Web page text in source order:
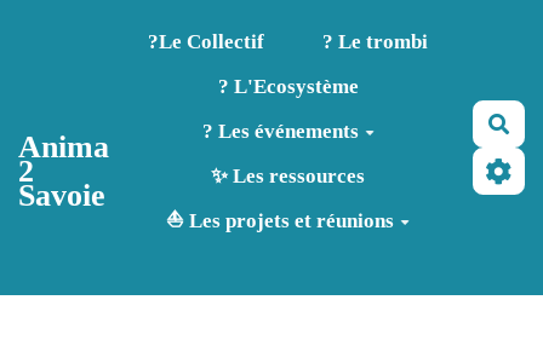
Aller au contenu principal
Anima
2
Savoie
?️Le Collectif
? Le trombi
? L'Ecosystème
? Les événements
✨ Les ressources
⛵ Les projets et réunions